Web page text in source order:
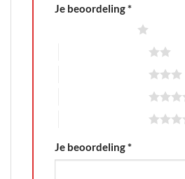
Je beoordeling*
Je beoordeling*